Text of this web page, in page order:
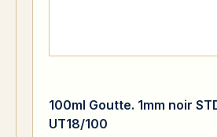
100ml Goutte. 1mm noir
UT18/100